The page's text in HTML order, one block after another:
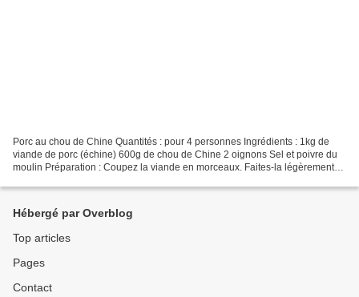
Porc au chou de Chine Quantités : pour 4 personnes Ingrédients : 1kg de
viande de porc (échine) 600g de chou de Chine 2 oignons Sel et poivre du
moulin Préparation : Coupez la viande en morceaux. Faites-la légèrement
Hébergé par Overblog
Top articles
Pages
Contact